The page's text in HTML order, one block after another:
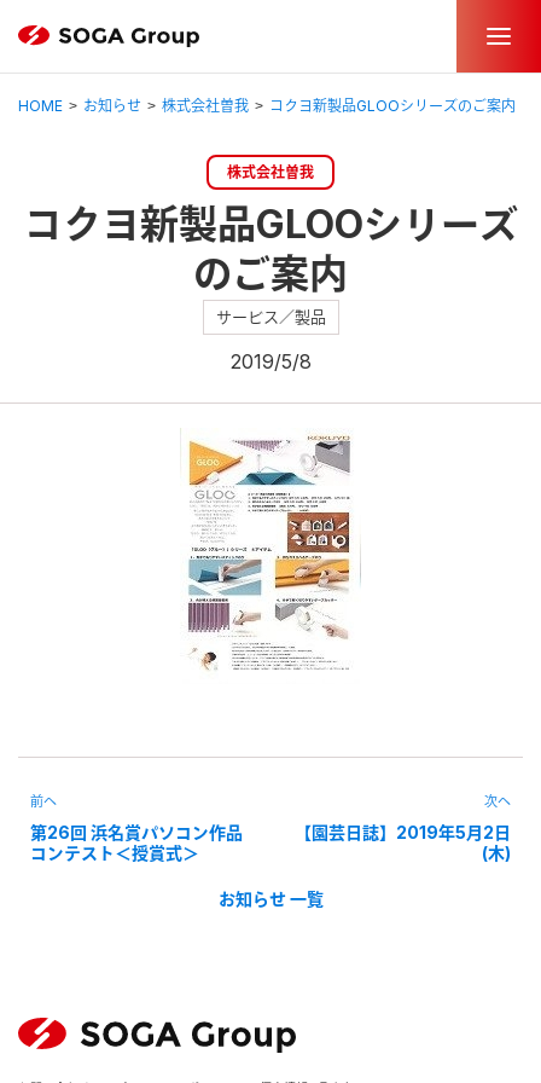
HOME お知らせ 株式会社曽我 コクヨ新製品GLOOシリーズのご案内
株式会社曽我
コクヨ新製品GLOOシリーズ
のご案内
サービス／製品
2019/5/8
前へ
第26回 浜名賞パソコン作品
コンテスト＜授賞式＞
お知らせ 一覧
次へ
【園芸日誌】2019年5月2日
(木)